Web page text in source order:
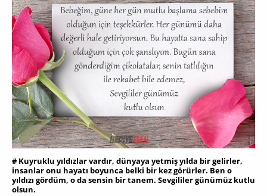
# Kuyruklu yıldızlar vardır, dünyaya yetmiş yılda bir gelirler,
insanlar onu hayatı boyunca belki bir kez görürler. Ben o
yıldızı gördüm, o da sensin bir tanem. Sevgililer günümüz kutlu
olsun.